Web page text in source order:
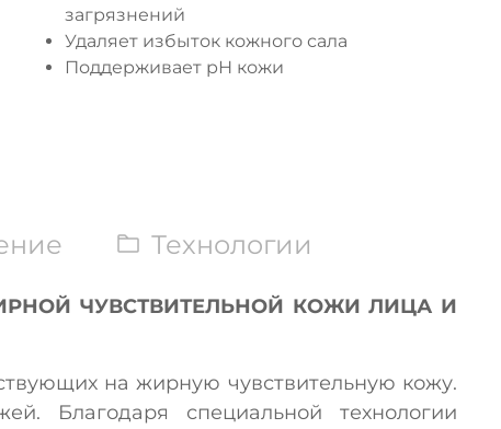
загрязнений
Удаляет избыток кожного сала
Поддерживает рН кожи
Технологии
ЧУВСТВИТЕЛЬНОЙ КОЖИ ЛИЦА И
на жирную чувствительную кожу.
Благодаря специальной технологии